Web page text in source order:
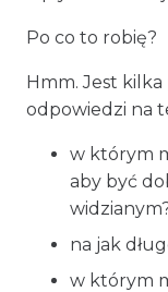
Po co to robię?
Hmm. Jest
odpowiedzi na
w którym
aby być
na jak
w którym